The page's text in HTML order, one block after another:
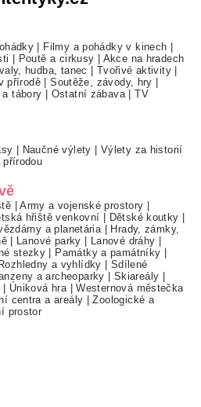
Filmy a pohádky v kinech
Poutě a cirkusy
Akce na hradech
hudba, tanec Tvořivé aktivity
přírodě |Soutěže, závody, hry
tábory Ostatní zábava|TV
Naučné výlety
Výlety za historií
|Army a vojenské prostory
hřiště venkovní Dětské koutky
a planetária|
Hrady, zámky,
| Lanové parky Lanové dráhy
stezky Památky a památníky
Rozhledny a vyhlídky
Sdílené
a archeoparky Skiareály
Úniková hra|Westernová městečka
centra a areály |Zoologické a
prostor